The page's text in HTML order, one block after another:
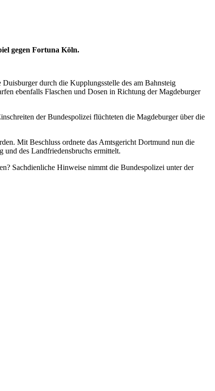
gegen Fortuna Köln.
durch die Kupplungsstelle des am Bahnsteig
ebenfalls Flaschen und Dosen in Richtung der Magdeburger
der Bundespolizei flüchteten die Magdeburger über die
Mit Beschluss ordnete das Amtsgericht Dortmund nun die
und des Landfriedensbruchs ermittelt.
Sachdienliche Hinweise nimmt die Bundespolizei unter der